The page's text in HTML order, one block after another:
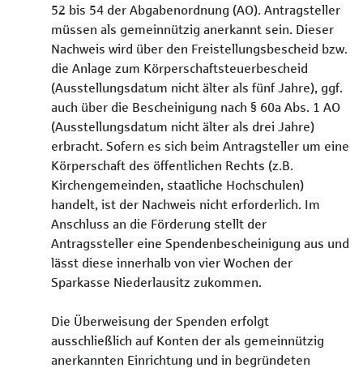
52 bis 54 der Abgabenordnung (AO). Antragsteller
müssen als gemeinnützig anerkannt sein. Dieser
Nachweis wird über den Freistellungsbescheid bzw.
die Anlage zum Körperschaftsteuerbescheid
(Ausstellungsdatum nicht älter als fünf Jahre), ggf.
auch über die Bescheinigung nach § 60a Abs. 1 AO
(Ausstellungsdatum nicht älter als drei Jahre)
erbracht. Sofern es sich beim Antragsteller um eine
Körperschaft des öffentlichen Rechts (z.B.
Kirchengemeinden, staatliche Hochschulen)
handelt, ist der Nachweis nicht erforderlich. Im
Anschluss an die Förderung stellt der
Antragssteller eine Spendenbescheinigung aus und
lässt diese innerhalb von vier Wochen der
Sparkasse Niederlausitz zukommen.
Die Überweisung der Spenden erfolgt
ausschließlich auf Konten der als gemeinnützig
anerkannten Einrichtung und in begründeten